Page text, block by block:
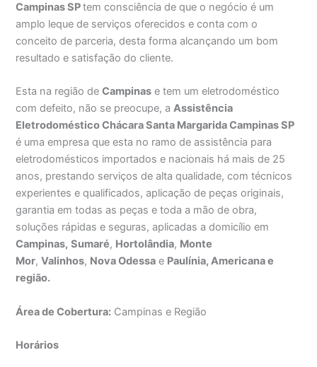
Campinas SPtem consciência de que o negócio é um
amplo leque de serviços oferecidos e conta com o
conceito de parceria, desta forma alcançando um bom
resultado e satisfação do cliente.
Esta na região deCampinas e tem um eletrodoméstico
com defeito, não se preocupe, aAssistência
Eletrodoméstico Chácara Santa Margarida Campinas SP
é uma empresa que esta no ramo de assistência para
eletrodomésticos importados e nacionais há mais de 25
anos, prestando serviços de alta qualidade, com técnicos
experientes e qualificados, aplicação de peças originais,
garantia em todas as peças e toda a mão de obra,
soluções rápidas e seguras, aplicadas a domicílio em
Campinas, Sumaré, Hortolândia, Monte
Mor,Valinhos, Nova Odessa e Paulínia, Americana e
região.
Área de Cobertura: Campinas e Região
Horários